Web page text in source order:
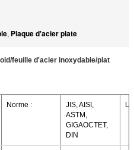
, Plaque d'acier plate
feuille d'acier inoxydable/plat
Norme :
JIS, AISI,
ASTM,
GIGAOCTET,
DIN